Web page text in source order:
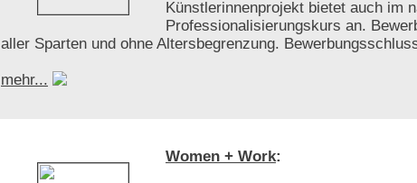
Künstlerinnenprojekt bietet auch im
Professionalisierungskurs an.
aller Sparten und ohne Altersbegrenzung.
mehr...
Women + Work: